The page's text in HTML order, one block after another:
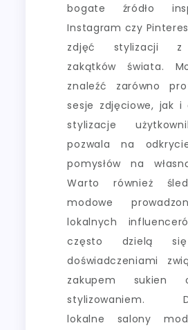
bogate źródło
Instagram czy
zdjęć stylizacji z
zakątków świata.
znaleźć zarówno
sesje zdjęciowe, jak i
stylizacje
pozwala na
pomysłów na
Warto również
modowe
lokalnych
często dzielą
doświadczeniami
zakupem sukien
stylizowaniem.
lokalne salony